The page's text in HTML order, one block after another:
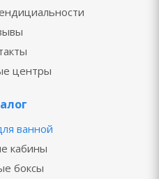
центры
ванной
кабины
боксы